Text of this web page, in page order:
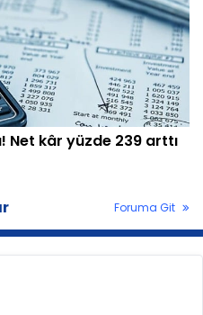
Net kâr yüzde 239 arttı
Foruma Git